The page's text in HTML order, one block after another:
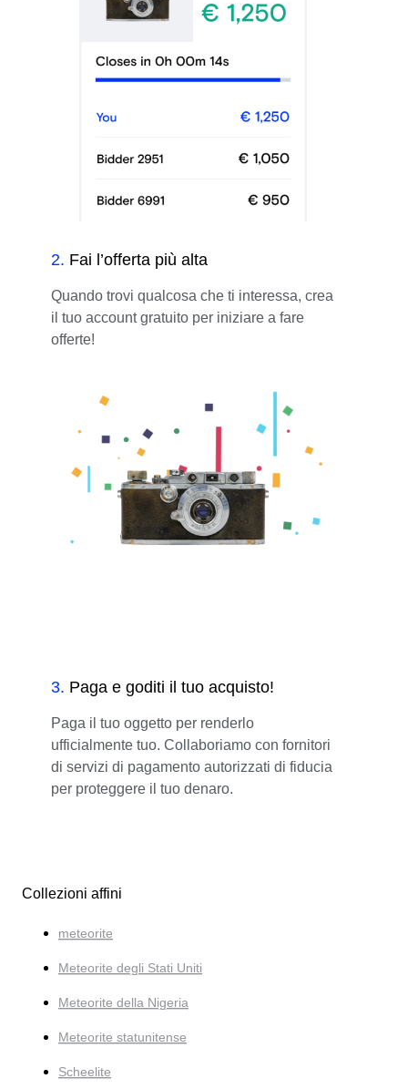
2. Fai l’offerta più alta
Quando trovi qualcosa che ti interessa, crea
il tuo account gratuito per iniziare a fare
offerte!
3. Paga e goditi il tuo acquisto!
Paga il tuo oggetto per renderlo
ufficialmente tuo. Collaboriamo con fornitori
di servizi di pagamento autorizzati di fiducia
per proteggere il tuo denaro.
Collezioni affini
meteorite
Meteorite degli Stati Uniti
Meteorite della Nigeria
Meteorite statunitense
Scheelite